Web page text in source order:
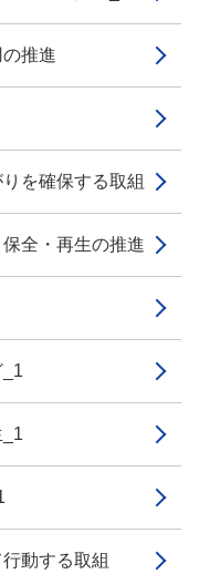
推進
を確保する取組
全・再生の推進
動する取組